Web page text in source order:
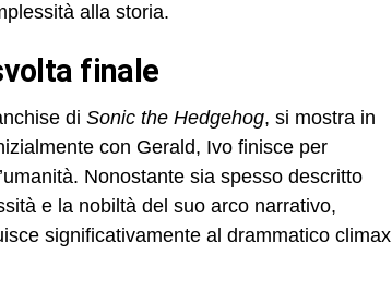
alla storia.
finale
di Sonic the Hedgehog, si mostra in
con Gerald, Ivo finisce per
Nonostante sia spesso descritto
e la nobiltà del suo arco narrativo,
significativamente al drammatico climax